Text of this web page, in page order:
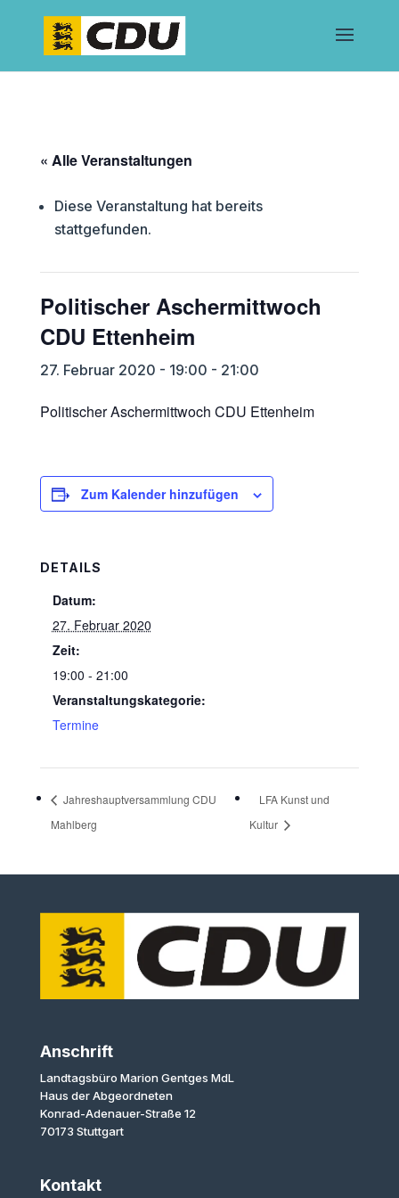
« Alle Veranstaltungen
Diese Veranstaltung hat bereits
stattgefunden.
Politischer Aschermittwoch
CDU Ettenheim
27. Februar 2020 - 19:00 - 21:00
Politischer Aschermittwoch CDU Ettenheim
Zum Kalender hinzufügen
DETAILS
Datum:
27. Februar 2020
Zeit:
19:00 - 21:00
Veranstaltungskategorie:
Termine
Jahreshauptversammlung CDU
Mahlberg
LFA Kunst und
Kultur
Anschrift
Landtagsbüro Marion Gentges MdL
Haus der Abgeordneten
Konrad-Adenauer-Straße 12
70173 Stuttgart
Kontakt